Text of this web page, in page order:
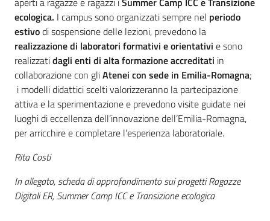
ecologica. I campus sono organizzati sempre nel periodo
estivodi sospensione delle lezioni, prevedono la
realizzazione di laboratori formativi e orientativi e sono
realizzatidagli enti di alta formazione accreditati in
collaborazione con gliAtenei con sede in Emilia-Romagna;
i modelli didattici scelti valorizzeranno la partecipazione
attiva e la sperimentazione e prevedono visite guidate nei
luoghi di eccellenza dell’innovazione dell’Emilia-Romagna,
per arricchire e completare l’esperienza laboratoriale.
Rita Costi
In allegato, scheda di approfondimento sui progetti Ragazze
Digitali ER, Summer Camp ICC e Transizione ecologica